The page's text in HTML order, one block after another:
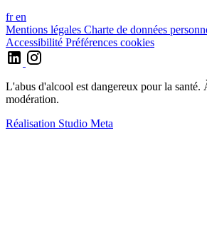
fren
Mentions légales Charte de données
Accessibilité Préférences cookies
L'abus d'alcool est dangereux pour la santé.
modération.
Réalisation Studio Meta